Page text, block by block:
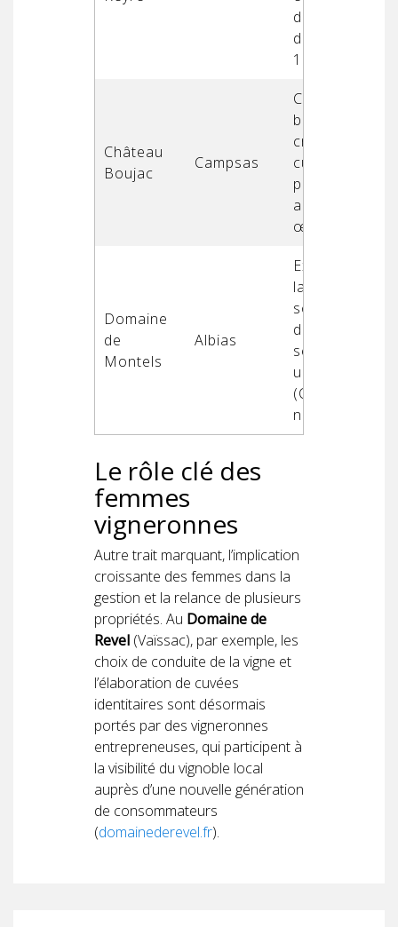
dans la qualité
dès les
1970
Château
Boujac
Campsas
Conversion en
bio dès 2008,
création de
cuvées
parcellaires,
accueil
Domaine
de
Montels
Albias
Exploration de
la diversité
sols, pratique
du vin blanc
sec de cépage
unique
(Chardonnay
notamment)
Le rôle clé des
femmes
vigneronnes
Autre trait marquant, l’implication
croissante des femmes dans la
gestion et la relance de plusieurs
propriétés. Au Domaine de
Revel (Vaïssac), par exemple, les
choix de conduite de la vigne et
l’élaboration de cuvées
identitaires sont désormais
portés par des vigneronnes
entrepreneuses, qui participent à
la visibilité du vignoble local
auprès d’une nouvelle génération
de consommateurs
(domainederevel.fr).